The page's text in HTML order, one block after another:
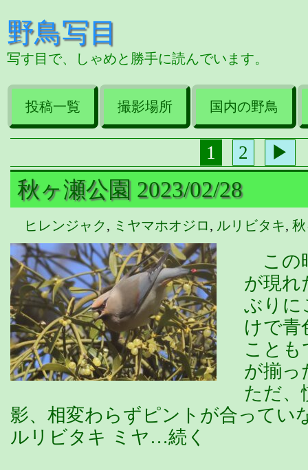
野鳥写目
写す目で、しゃめと勝手に読んでいます。
投稿一覧 撮影場所 国内の野鳥
1 2 ▶
秋ヶ瀬公園 2023/02/28
ヒレンジャク, ミヤマホオジロ, ルリビタキ,
この
が現れ
ぶり
けで青
ことも
が揃
ただ、
影、相変わらずピントが合ってい
ルリビタキ ミヤ…続く